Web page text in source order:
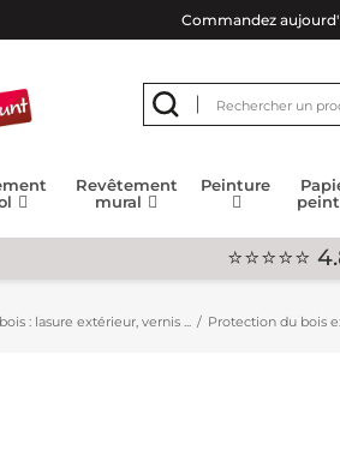
Commandez
Revêtement
mural
Peinture
peint
: lasure extérieur, vernis ... Protection du bois